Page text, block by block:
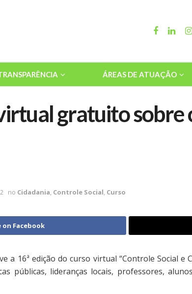
ÁREAS DE ATUAÇÃO
gratuito sobre
no Cidadania, Controle Social, Curso
on Facebook
a 16ª edição do curso virtual “Controle Social e
públicas, lideranças locais, professores,